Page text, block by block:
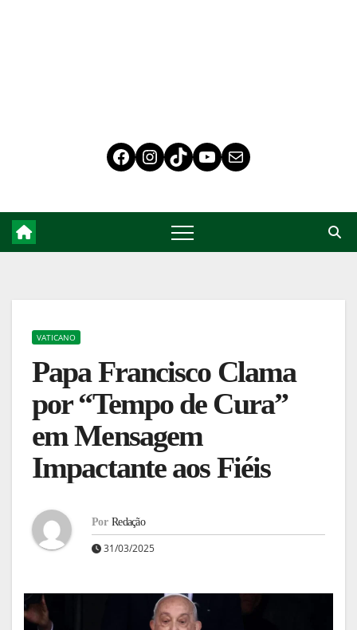
VATICANO
Papa Francisco Clama
por “Tempo de Cura”
em Mensagem
Impactante aos Fiéis
Por Redação
31/03/2025